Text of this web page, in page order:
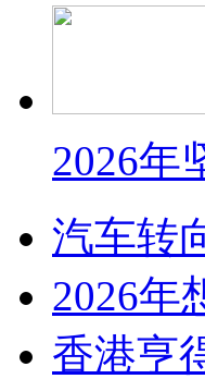
2026年
汽车转
2026年
香港亨